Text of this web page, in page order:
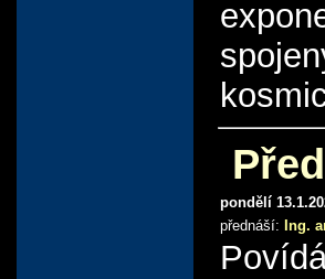
pondělí
přednáší: Ing.